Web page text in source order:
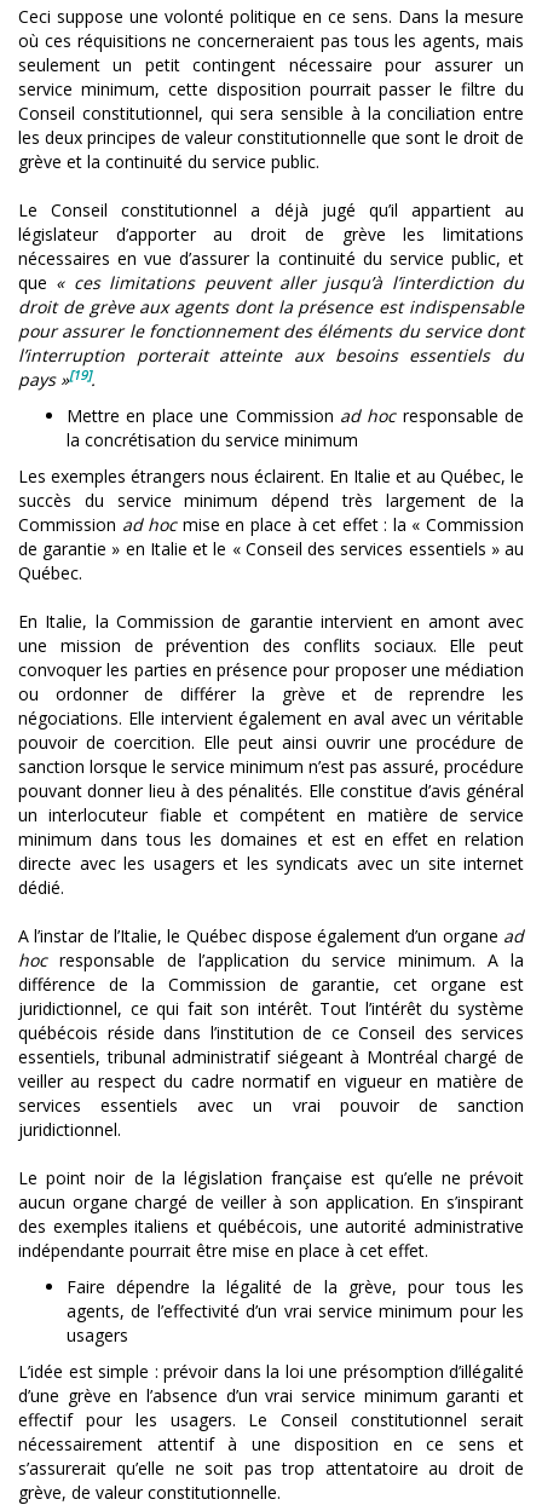
Ceci suppose une volonté politique en ce sens. Dans la mesure
où ces réquisitions ne concerneraient pas tous les agents, mais
seulement un petit contingent nécessaire pour assurer un
service minimum, cette disposition pourrait passer le filtre du
Conseil constitutionnel, qui sera sensible à la conciliation entre
les deux principes de valeur constitutionnelle que sont le droit de
grève et la continuité du service public.
Le Conseil constitutionnel a déjà jugé qu’il appartient au
législateur d’apporter au droit de grève les limitations
nécessaires en vue d’assurer la continuité du service public, et
que « ces limitations peuvent aller jusqu’à l’interdiction du
droit de grève aux agents dont la présence est indispensable
pour assurer le fonctionnement des éléments du service dont
l’interruption porterait atteinte aux besoins essentiels du
pays »[19].
Mettre en place une Commission ad hocresponsable de
la concrétisation du service minimum
Les exemples étrangers nous éclairent. En Italie et au Québec, le
succès du service minimum dépend très largement de la
Commission ad hocmise en place à cet effet : la « Commission
de garantie » en Italie et le « Conseil des services essentiels » au
Québec.
En Italie, la Commission de garantie intervient en amont avec
une mission de prévention des conflits sociaux. Elle peut
convoquer les parties en présence pour proposer une médiation
ou ordonner de différer la grève et de reprendre les
négociations. Elle intervient également en aval avec un véritable
pouvoir de coercition. Elle peut ainsi ouvrir une procédure de
sanction lorsque le service minimum n’est pas assuré, procédure
pouvant donner lieu à des pénalités. Elle constitue d’avis général
un interlocuteur fiable et compétent en matière de service
minimum dans tous les domaines et est en effet en relation
directe avec les usagers et les syndicats avec un site internet
dédié.
A l’instar de l’Italie, le Québec dispose également d’un organe ad
hocresponsable de l’application du service minimum. A la
différence de la Commission de garantie, cet organe est
juridictionnel, ce qui fait son intérêt. Tout l’intérêt du système
québécois réside dans l’institution de ce Conseil des services
essentiels, tribunal administratif siégeant à Montréal chargé de
veiller au respect du cadre normatif en vigueur en matière de
services essentiels avec un vrai pouvoir de sanction
juridictionnel.
Le point noir de la législation française est qu’elle ne prévoit
aucun organe chargé de veiller à son application. En s’inspirant
des exemples italiens et québécois, une autorité administrative
indépendante pourrait être mise en place à cet effet.
Faire dépendre la légalité de la grève, pour tous les
agents, de l’effectivité d’un vrai service minimum pour les
usagers
L’idée est simple : prévoir dans la loi une présomption d’illégalité
d’une grève en l’absence d’un vrai service minimum garanti et
effectif pour les usagers. Le Conseil constitutionnel serait
nécessairement attentif à une disposition en ce sens et
s’assurerait qu’elle ne soit pas trop attentatoire au droit de
grève, de valeur constitutionnelle.